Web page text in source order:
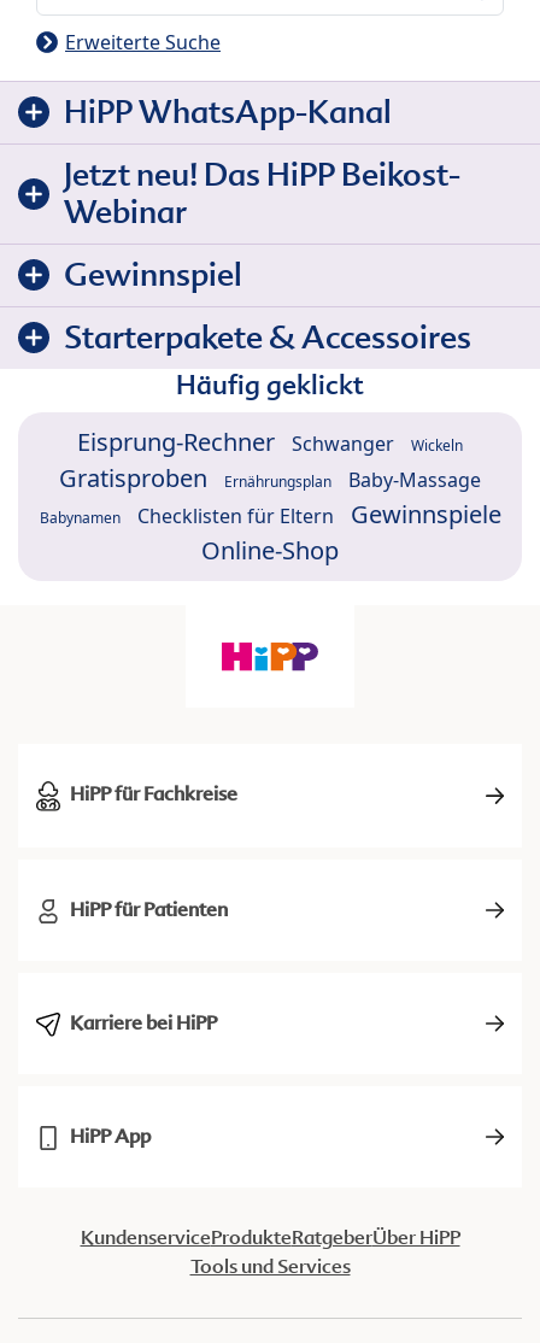
Erweiterte Suche
HiPP WhatsApp-Kanal
Jetzt neu! Das HiPP Beikost-
Webinar
Gewinnspiel
Starterpakete & Accessoires
Häufig geklickt
Eisprung-Rechner Schwanger Wickeln
Gratisproben Ernährungsplan Baby-Massage
Babynamen Checklisten für Eltern
Gewinnspiele
Online-Shop
HiPP für Fachkreise
HiPP für Patienten
Karriere bei HiPP
HiPP App
KundenserviceProdukteRatgeberÜber HiPP
Tools und Services